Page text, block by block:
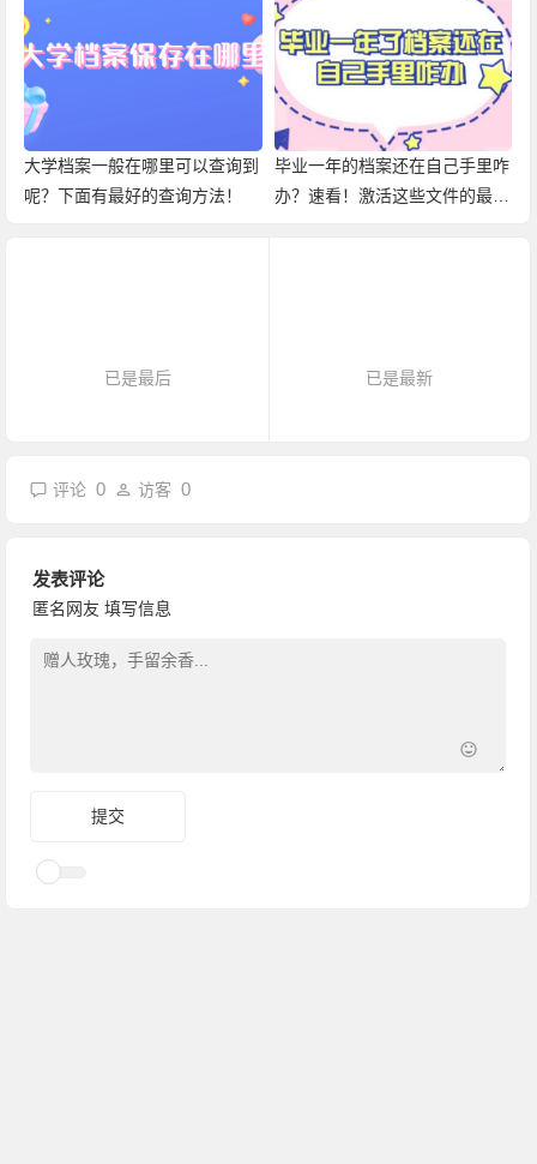
大学档案一般在哪里可以查询到
呢？下面有最好的查询方法！
毕业一年的档案还在自己手里咋
办？速看！激活这些文件的最佳
已是最后 已是最新
评论0 访客0
发表评论
匿名网友 填写信息